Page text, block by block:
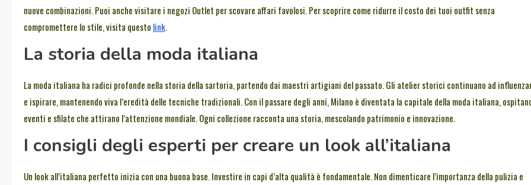
nuove combinazioni. Puoi anche visitare i negozi Outlet per scovare affari favolosi. Per scoprire come ridurre il costo dei tuoi outfit senza
compromettere lo stile, visita questo link.
La storia della moda italiana
La moda italiana ha radici profonde nella storia della sartoria, partendo dai maestri artigiani del passato. Gli atelier storici continuano ad
e ispirare, mantenendo viva l’eredità delle tecniche tradizionali. Con il passare degli anni, Milano è diventata la capitale della moda italiana,
eventi e sfilate che attirano l’attenzione mondiale. Ogni collezione racconta una storia, mescolando patrimonio e innovazione.
I consigli degli esperti per creare un look all’italiana
Un look all’italiana perfetto inizia con una buona base. Investire in capi d’alta qualità è fondamentale. Non dimenticare l’importanza della pulizia e